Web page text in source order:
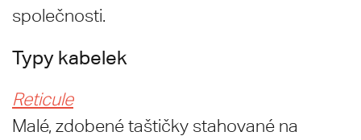
společnosti.
Typy kabelek
Reticule
Malé, zdobené taštičky stahované na